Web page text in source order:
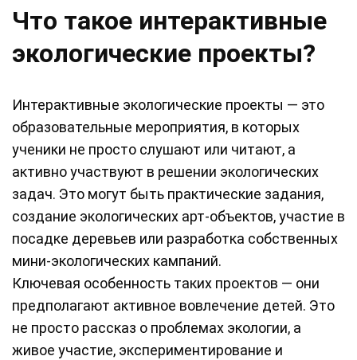
Что такое интерактивные
экологические проекты?
Интерактивные экологические проекты — это
образовательные мероприятия, в которых
ученики не просто слушают или читают, а
активно участвуют в решении экологических
задач. Это могут быть практические задания,
создание экологических арт-объектов, участие в
посадке деревьев или разработка собственных
мини-экологических кампаний.
Ключевая особенность таких проектов — они
предполагают активное вовлечение детей. Это
не просто рассказ о проблемах экологии, а
живое участие, экспериментирование и